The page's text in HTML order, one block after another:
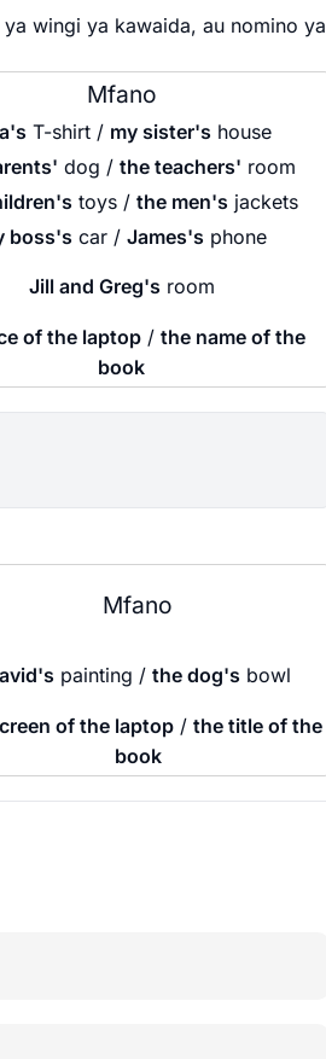
wingi ya kawaida, au nomino ya
Mfano
T-shirt / my sister's house
dog / the teachers' room
toys / the men's jackets
boss's car / James's phone
Jill and Greg's room
of the laptop / the name of the
book
Mfano
painting / the dog's bowl
of the laptop / the title of the
book